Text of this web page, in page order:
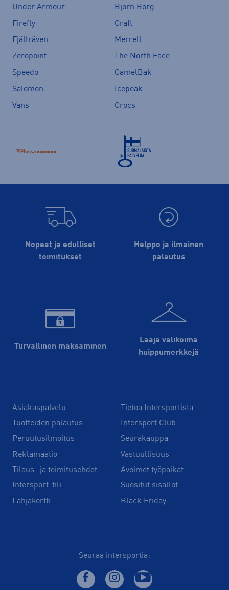
Under Armour
Björn Borg
Firefly
Craft
Fjällräven
Merrell
Zeropoint
The North Face
Speedo
CamelBak
Salomon
Icepeak
Vans
Crocs
Nopeat ja edulliset
toimitukset
Helppo ja ilmainen
palautus
Turvallinen maksaminen
Laaja valikoima
huippu­merkkejä
Asiakaspalvelu
Tuotteiden palautus
Peruutusilmoitus
Reklamaatio
Tilaus- ja toimitusehdot
Intersport-tili
Lahjakortti
Tietoa Intersportista
Intersport Club
Seurakauppa
Vastuullisuus
Avoimet työpaikat
Suositut sisällöt
Black Friday
Seuraa intersportia: